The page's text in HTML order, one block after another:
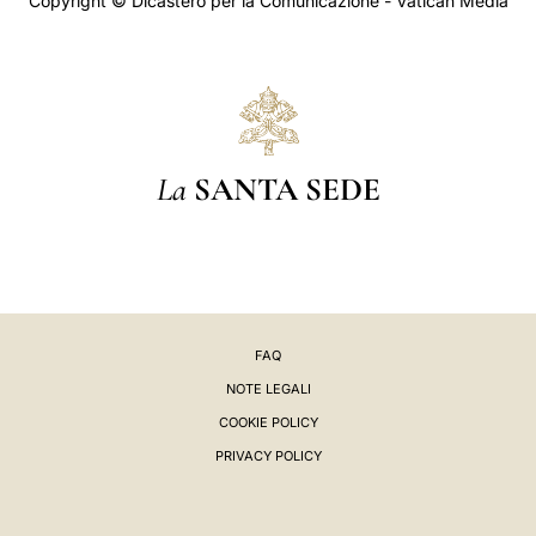
La SANTA SEDE
FAQ
NOTE LEGALI
COOKIE POLICY
PRIVACY POLICY